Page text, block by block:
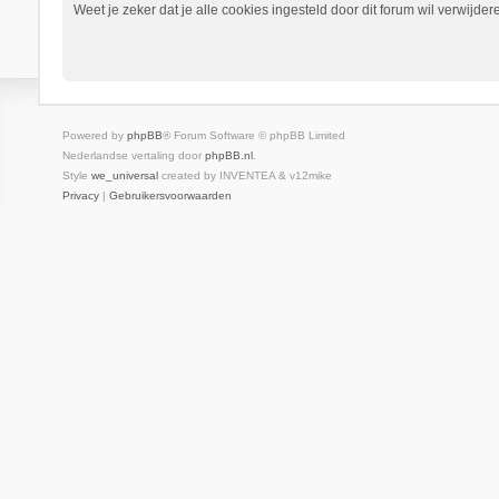
Weet je zeker dat je alle cookies ingesteld door dit forum wil
Powered by phpBB® Forum Software © phpBB Limited
Nederlandse vertaling door phpBB.nl.
Style we_universalcreated by INVENTEA & v12mike
Privacy| Gebruikersvoorwaarden